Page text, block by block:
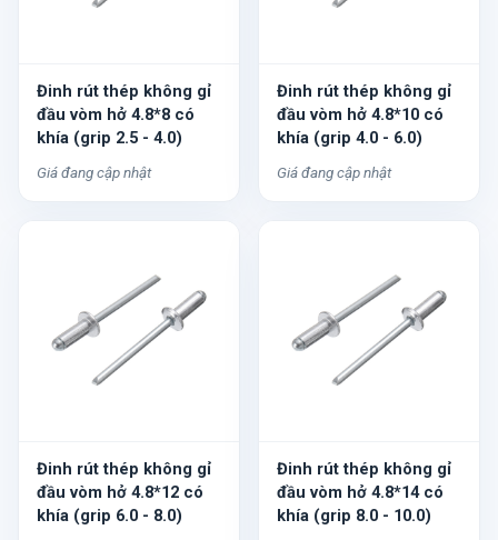
Đinh rút thép không gỉ
đầu vòm hở 4.8*8 có
khía (grip 2.5 - 4.0)
Giá đang cập nhật
Đinh rút thép không gỉ
đầu vòm hở 4.8*10 có
khía (grip 4.0 - 6.0)
Giá đang cập nhật
Đinh rút thép không gỉ
đầu vòm hở 4.8*12 có
khía (grip 6.0 - 8.0)
Đinh rút thép không gỉ
đầu vòm hở 4.8*14 có
khía (grip 8.0 - 10.0)